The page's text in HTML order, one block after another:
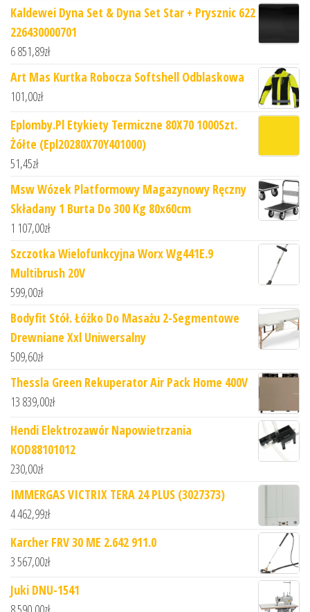
Kaldewei Dyna Set & Dyna Set Star + Prysznic 622
226430000701
6 851,89zł
Art Mas Kurtka Robocza Softshell Odblaskowa
101,00zł
Eplomby.Pl Etykiety Termiczne 80X70 1000Szt.
Żółte (Epl20280X70Y401000)
51,45zł
Msw Wózek Platformowy Magazynowy Ręczny
Składany 1 Burta Do 300 Kg 80x60cm
1 107,00zł
Szczotka Wielofunkcyjna Worx Wg441E.9
Multibrush 20V
599,00zł
Bodyfit Stół. Łóżko Do Masażu 2-Segmentowe
Drewniane Xxl Uniwersalny
509,60zł
Thessla Green Rekuperator Air Pack Home 400V
13 839,00zł
Hendi Elektrozawór Napowietrzania
KOD88101012
230,00zł
IMMERGAS VICTRIX TERA 24 PLUS (3027373)
4 462,99zł
Karcher FRV 30 ME 2.642 911.0
3 567,00zł
Juki DNU-1541